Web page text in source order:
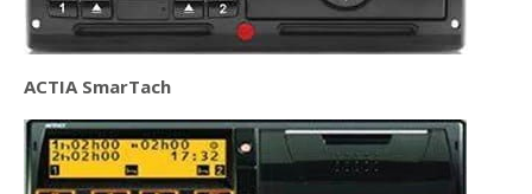
ACTIA SmarTach